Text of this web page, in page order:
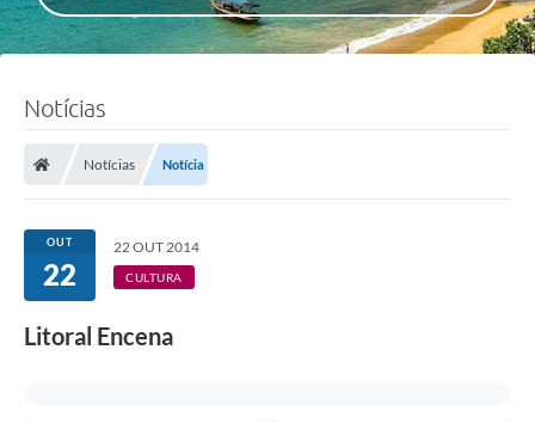
Notícias
Notícias Notícia
OUT
22
22 OUT 2014
CULTURA
Litoral Encena